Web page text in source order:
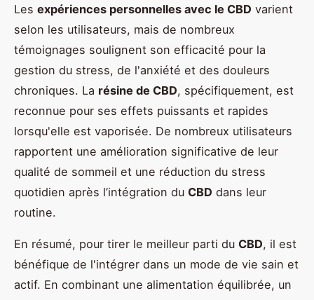
Les expériences personnelles avec le CBD varient
selon les utilisateurs, mais de nombreux
témoignages soulignent son efficacité pour la
gestion du stress, de l'anxiété et des douleurs
chroniques. La résine de CBD, spécifiquement, est
reconnue pour ses effets puissants et rapides
lorsqu'elle est vaporisée. De nombreux utilisateurs
rapportent une amélioration significative de leur
qualité de sommeil et une réduction du stress
quotidien après l’intégration du CBD dans leur
routine.
En résumé, pour tirer le meilleur parti du CBD, il est
bénéfique de l'intégrer dans un mode de vie sain et
actif. En combinant une alimentation équilibrée, un